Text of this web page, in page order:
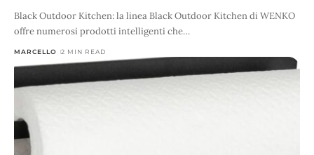
Black Outdoor Kitchen: la linea Black Outdoor Kitchen di WENKO
offre numerosi prodotti intelligenti che…
MARCELLO 2 MIN READ